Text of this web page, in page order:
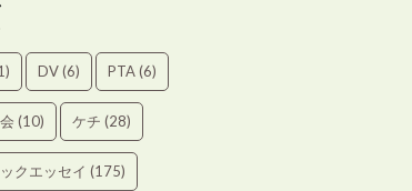
DV(6) PTA(6)
(10) ケチ (28)
クエッセイ (175)